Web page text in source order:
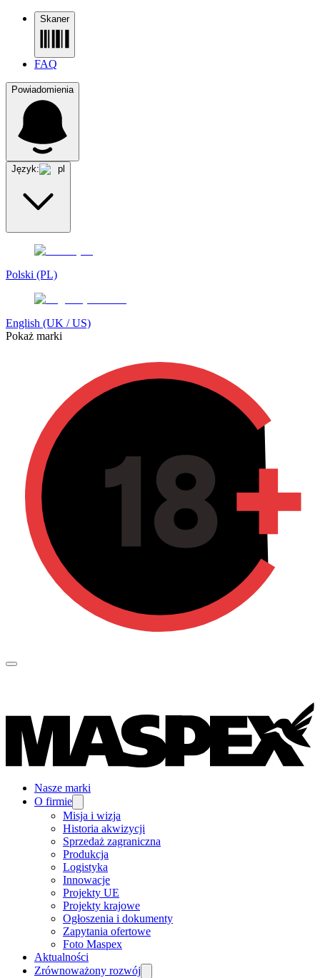
Skaner
FAQ
Powiadomienia
Język: pl
Polski (PL)
English (UK / US)
Pokaż marki
Nasze marki
O firmie
Misja i wizja
Historia akwizycji
Sprzedaż zagraniczna
Produkcja
Logistyka
Innowacje
Projekty UE
Projekty krajowe
Ogłoszenia i dokumenty
Zapytania ofertowe
Foto Maspex
Aktualności
Zrównoważony rozwój